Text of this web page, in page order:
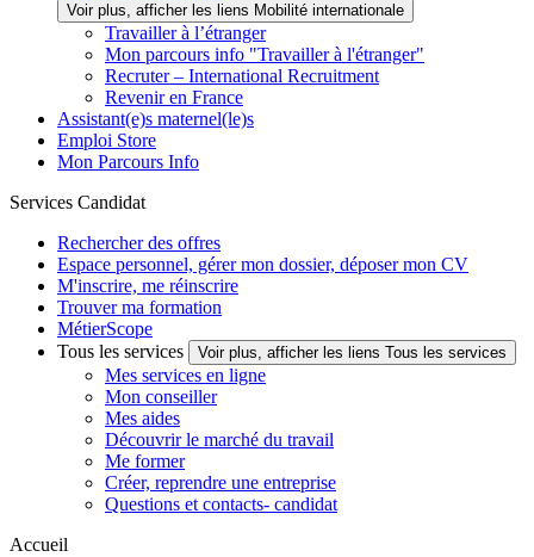
Voir plus, afficher les liens Mobilité internationale
Travailler à l’étranger
Mon parcours info "Travailler à l'étranger"
Recruter – International Recruitment
Revenir en France
Assistant(e)s maternel(le)s
Emploi Store
Mon Parcours Info
Services Candidat
Rechercher des offres
Espace personnel, gérer mon dossier, déposer mon CV
M'inscrire, me réinscrire
Trouver ma formation
MétierScope
Tous les services
Voir plus, afficher les liens Tous les services
Mes services en ligne
Mon conseiller
Mes aides
Découvrir le marché du travail
Me former
Créer, reprendre une entreprise
Questions et contacts- candidat
Accueil